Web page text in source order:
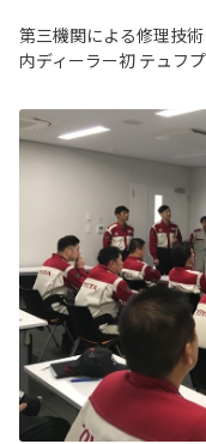
第三機関による修理技
内ディーラー初 テュフ